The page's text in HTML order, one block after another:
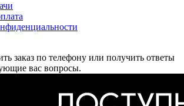
заказ по телефону или получить ответы
вас вопросы.